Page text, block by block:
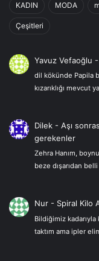
KADIN MODA
Çeşitleri
Yavuz Vefaoğlu -
dil kökünde Papila
kızarıklığı mevcut
Dilek -Aşı
gerekenler
Zehra Hanım,
beze dışarıdan
Nur - Spiral Kilo
Bildiğimiz
taktım ama ipler